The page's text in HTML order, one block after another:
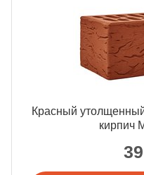
Красный
кирпич